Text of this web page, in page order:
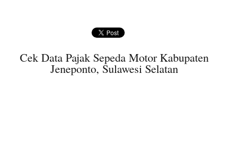
Cek Data Pajak Sepeda Motor Kabupaten
Jeneponto, Sulawesi Selatan